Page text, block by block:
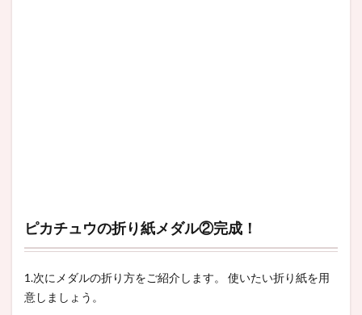
ピカチュウの折り紙メダル②完成！
1.次にメダルの折り方をご紹介します。 使いたい折り紙を用
意しましょう。